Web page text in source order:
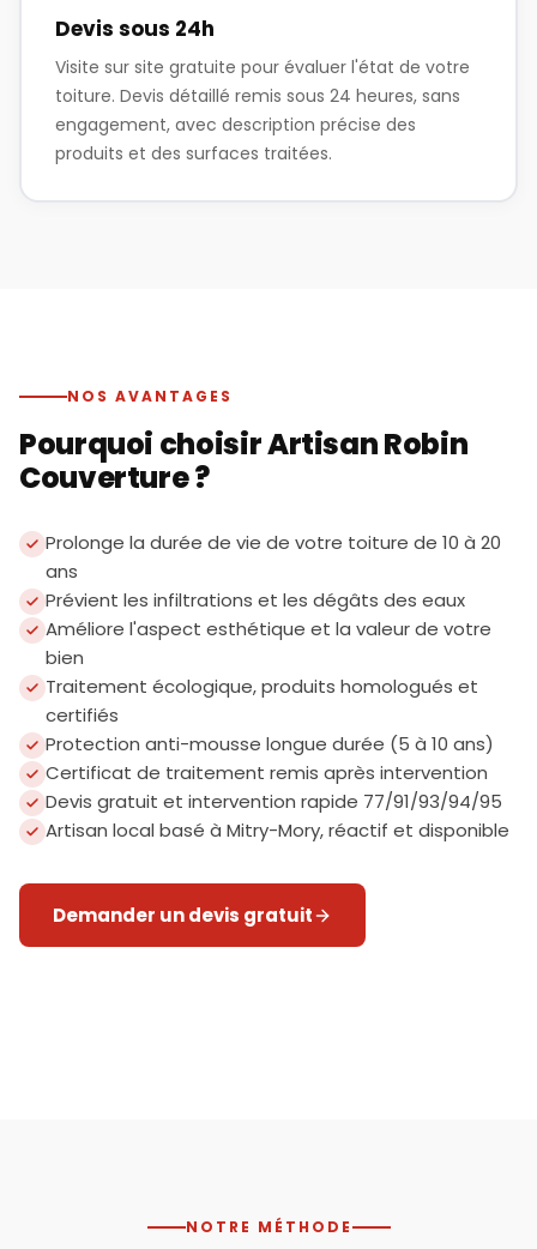
Devis sous 24h
Visite sur site gratuite pour évaluer l'état de votre
toiture. Devis détaillé remis sous 24 heures, sans
engagement, avec description précise des
produits et des surfaces traitées.
NOS AVANTAGES
Pourquoi choisir Artisan Robin
Couverture ?
Prolonge la durée de vie de votre toiture de 10 à 20
ans
Prévient les infiltrations et les dégâts des eaux
Améliore l'aspect esthétique et la valeur de votre
bien
Traitement écologique, produits homologués et
certifiés
Protection anti-mousse longue durée (5 à 10 ans)
Certificat de traitement remis après intervention
Devis gratuit et intervention rapide 77/91/93/94/95
Artisan local basé à Mitry-Mory, réactif et disponible
Demander un devis gratuit
NOTRE MÉTHODE